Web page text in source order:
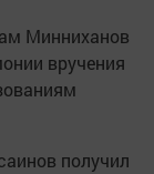
Минниханов
вручения
получил